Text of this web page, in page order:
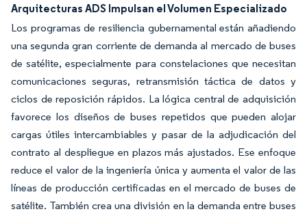
Arquitecturas ADS Impulsan el Volumen Especializado
Los programas de resiliencia gubernamental están añadiendo
una segunda gran corriente de demanda al mercado de buses
de satélite, especialmente para constelaciones que necesitan
comunicaciones seguras, retransmisión táctica de datos y
ciclos de reposición rápidos. La lógica central de adquisición
favorece los diseños de buses repetidos que pueden alojar
cargas útiles intercambiables y pasar de la adjudicación del
contrato al despliegue en plazos más ajustados. Ese enfoque
reduce el valor de la ingeniería única y aumenta el valor de las
líneas de producción certificadas en el mercado de buses de
satélite. También crea una división en la demanda entre buses